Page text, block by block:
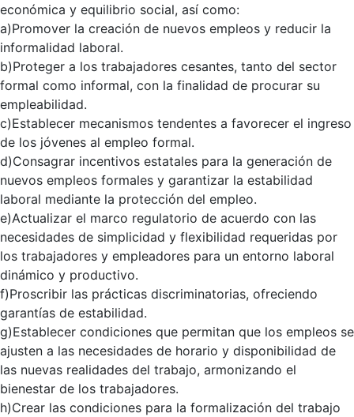
económica y equilibrio social, así como:
a)Promover la creación de nuevos empleos y reducir la
informalidad laboral.
b)Proteger a los trabajadores cesantes, tanto del sector
formal como informal, con la finalidad de procurar su
empleabilidad.
c)Establecer mecanismos tendentes a favorecer el ingreso
de los jóvenes al empleo formal.
d)Consagrar incentivos estatales para la generación de
nuevos empleos formales y garantizar la estabilidad
laboral mediante la protección del empleo.
e)Actualizar el marco regulatorio de acuerdo con las
necesidades de simplicidad y flexibilidad requeridas por
los trabajadores y empleadores para un entorno laboral
dinámico y productivo.
f)Proscribir las prácticas discriminatorias, ofreciendo
garantías de estabilidad.
g)Establecer condiciones que permitan que los empleos se
ajusten a las necesidades de horario y disponibilidad de
las nuevas realidades del trabajo, armonizando el
bienestar de los trabajadores.
h)Crear las condiciones para la formalización del trabajo